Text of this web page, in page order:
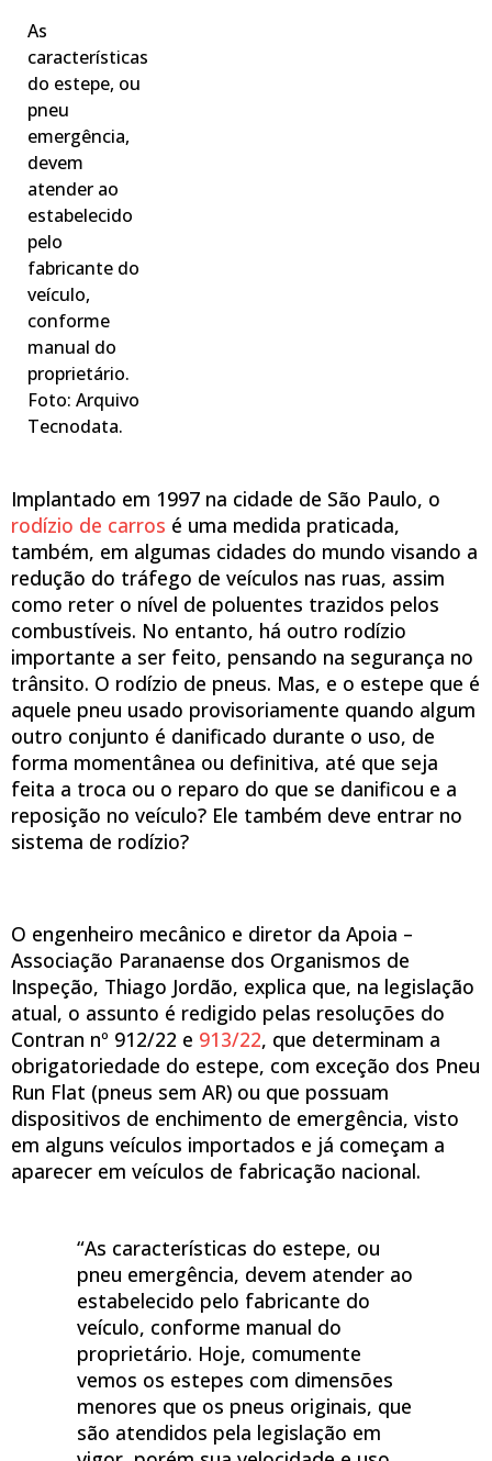
As
características
do estepe, ou
pneu
emergência,
devem
atender ao
estabelecido
pelo
fabricante do
veículo,
conforme
manual do
proprietário.
Foto: Arquivo
Tecnodata.
Implantado em 1997 na cidade de São Paulo, o
rodízio de carros é uma medida praticada,
também, em algumas cidades do mundo visando a
redução do tráfego de veículos nas ruas, assim
como reter o nível de poluentes trazidos pelos
combustíveis. No entanto, há outro rodízio
importante a ser feito, pensando na segurança no
trânsito. O rodízio de pneus. Mas, e o estepe que é
aquele pneu usado provisoriamente quando algum
outro conjunto é danificado durante o uso, de
forma momentânea ou definitiva, até que seja
feita a troca ou o reparo do que se danificou e a
reposição no veículo? Ele também deve entrar no
sistema de rodízio?
O engenheiro mecânico e diretor da Apoia –
Associação Paranaense dos Organismos de
Inspeção, Thiago Jordão, explica que, na legislação
atual, o assunto é redigido pelas resoluções do
Contran nº 912/22 e 913/22, que determinam a
obrigatoriedade do estepe, com exceção dos Pneu
Run Flat (pneus sem AR) ou que possuam
dispositivos de enchimento de emergência, visto
em alguns veículos importados e já começam a
aparecer em veículos de fabricação nacional.
“As características do estepe, ou
pneu emergência, devem atender ao
estabelecido pelo fabricante do
veículo, conforme manual do
proprietário. Hoje, comumente
vemos os estepes com dimensões
menores que os pneus originais, que
são atendidos pela legislação em